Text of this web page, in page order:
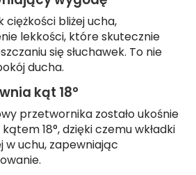
ciężkości bliżej ucha,
lekkości, które skutecznie
się słuchawek. To nie
ducha.
kąt 18°
przetwornika zostało ukośnie
18°, dzięki czemu wkładki
w uchu, zapewniając